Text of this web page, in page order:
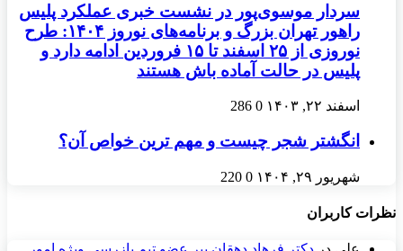
سردار موسوی‌پور در نشست خبری عملکرد پلیس
راهور تهران بزرگ و برنامه‌های نوروز ۱۴۰۴: طرح
نوروزی از ۲۵ اسفند تا ۱۵ فروردین ادامه دارد و
پلیس در حالت آماده باش هستند
اسفند ۲۲, ۱۴۰۳ 0
286
انگشتر شجر چیست و مهم ترین خواص آن؟
شهریور ۲۹, ۱۴۰۴ 0
220
نظرات کاربران